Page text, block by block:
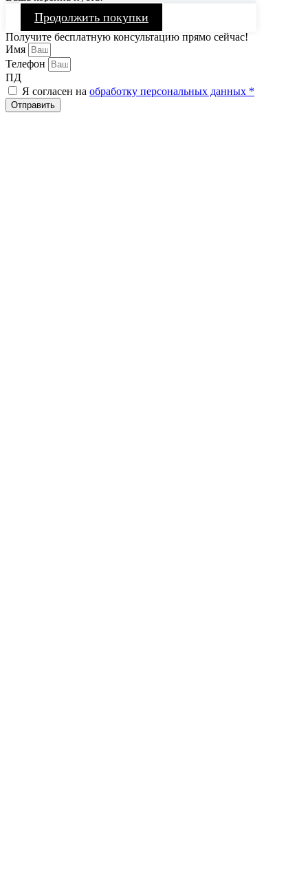
Продолжить покупки
Получите бесплатную консультацию прямо сейчас!
Имя
Телефон
ПД
Я согласен на обработку персональных данных *
Отправить